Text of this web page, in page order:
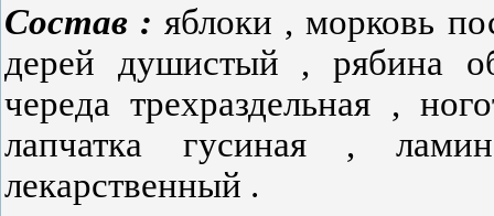
Состав : яблоки , морковь
дерей душистый , рябина
череда трехраздельная ,
лапчатка гусиная ,
лекарственный .